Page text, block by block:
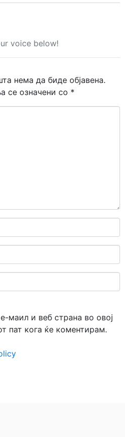
voice below!
нема да биде објавена.
се означени со *
маил и веб страна во овој
пат кога ќе коментирам.